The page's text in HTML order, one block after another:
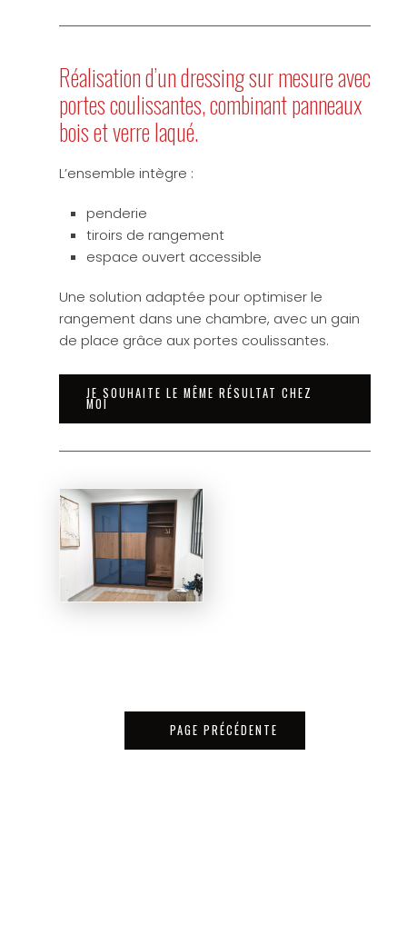
Réalisation d’un dressing sur mesure avec
portes coulissantes, combinant panneaux
bois et verre laqué.
L’ensemble intègre :
penderie
tiroirs de rangement
espace ouvert accessible
Une solution adaptée pour optimiser le
rangement dans une chambre, avec un gain
de place grâce aux portes coulissantes.
JE SOUHAITE LE MÊME RÉSULTAT CHEZ
MOI
PAGE PRÉCÉDENTE